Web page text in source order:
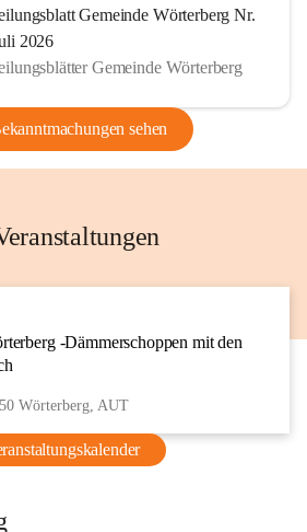
Gemeinde Wörterberg Nr.
2026
Gemeinde Wörterberg
sehen
-Dämmerschoppen mit den
Wörterberg, AUT